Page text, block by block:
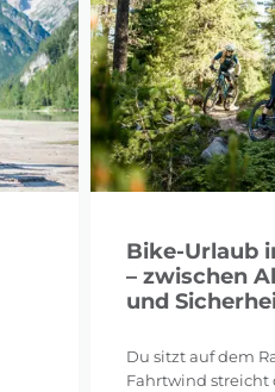
Bike-Urlaub
– zwischen
und
Du sitzt auf dem
Fahrtwind streicht